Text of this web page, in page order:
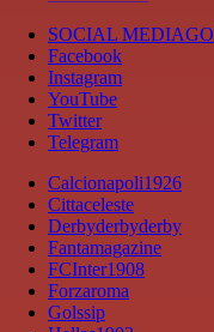
SOCIAL
Facebook
Instagram
YouTube
Twitter
Telegram
Calcionapoli1926
Cittaceleste
Derbyderbyderby
Fantamagazine
FCInter1908
Forzaroma
Golssip